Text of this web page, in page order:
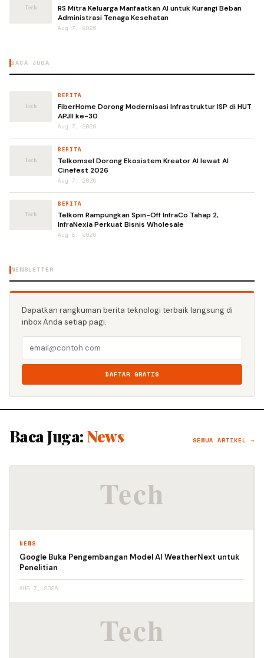
RS Mitra Keluarga Manfaatkan AI untuk Kurangi Beban
Administrasi Tenaga Kesehatan
Aug 7, 2026
BACA JUGA
BERITA
FiberHome Dorong Modernisasi Infrastruktur ISP di HUT
APJII ke-30
Aug 7, 2026
BERITA
Telkomsel Dorong Ekosistem Kreator AI lewat AI
Cinefest 2026
Aug 7, 2026
BERITA
Telkom Rampungkan Spin-Off InfraCo Tahap 2,
InfraNexia Perkuat Bisnis Wholesale
Aug 8, 2026
NEWSLETTER
Dapatkan rangkuman berita teknologi terbaik langsung di
inbox Anda setiap pagi.
DAFTAR GRATIS
Baca Juga: News SEMUA ARTIKEL →
NEWS
Google Buka Pengembangan Model AI WeatherNext untuk
Penelitian
AUG 7, 2026